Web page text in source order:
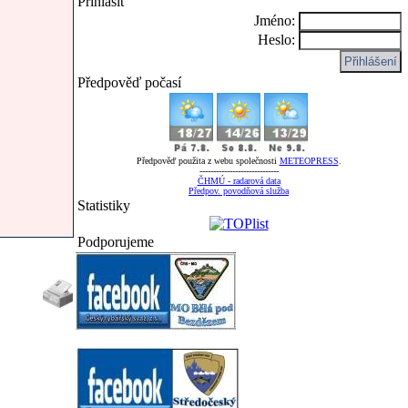
Jméno:
Heslo:
Předpověď počasí
Předpověď použita z webu společnosti METEOPRESS
-----------------------------
ČHMÚ - radarová data
Předpov. povodňová služba
Statistiky
Podporujeme